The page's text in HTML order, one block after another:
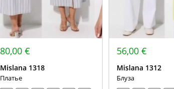
80,00 €
Mislana 1318
Платье
56,00 €
Mislana 1312
Блуза